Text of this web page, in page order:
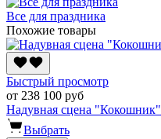
Все для праздника
Похожие товары
Быстрый просмотр
от 238 100 руб
Надувная сцена "Кокошник"
Выбрать